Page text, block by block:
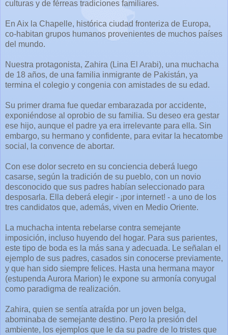
culturas y de férreas tradiciones familiares.
En Aix la Chapelle, histórica ciudad fronteriza de Europa,
co-habitan grupos humanos provenientes de muchos países
del mundo.
Nuestra protagonista, Zahira (Lina El Arabi), una muchacha
de 18 años, de una familia inmigrante de Pakistán, ya
termina el colegio y congenia con amistades de su edad.
Su primer drama fue quedar embarazada por accidente,
exponiéndose al oprobio de su familia. Su deseo era gestar
ese hijo, aunque el padre ya era irrelevante para ella. Sin
embargo, su hermano y confidente, para evitar la hecatombe
social, la convence de abortar.
Con ese dolor secreto en su conciencia deberá luego
casarse, según la tradición de su pueblo, con un novio
desconocido que sus padres habían seleccionado para
desposarla. Ella deberá elegir - ¡por internet! - a uno de los
tres candidatos que, además, viven en Medio Oriente.
La muchacha intenta rebelarse contra semejante
imposición, incluso huyendo del hogar. Para sus parientes,
este tipo de boda es la más sana y adecuada. Le señalan el
ejemplo de sus padres, casados sin conocerse previamente,
y que han sido siempre felices. Hasta una hermana mayor
(estupenda Aurora Marion) le expone su armonía conyugal
como paradigma de realización.
Zahira, quien se sentía atraída por un joven belga,
abominaba de semejante destino. Pero la presión del
ambiente, los ejemplos que le da su padre de lo tristes que